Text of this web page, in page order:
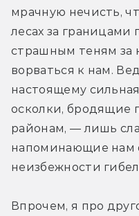
мрачную нечисть,
лесах за границами
страшным теням за
ворваться к нам.
настоящему
осколки, бродящие
районам, — лишь
напоминающие нам
неизбежности
Впрочем, я про